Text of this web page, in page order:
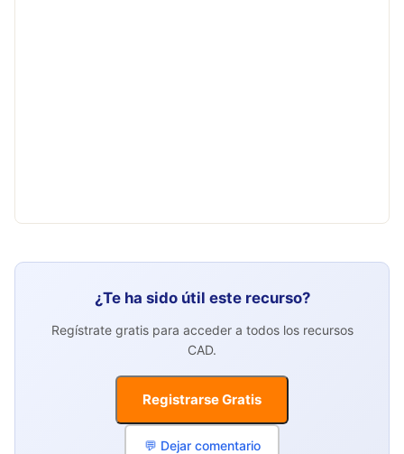
¿Te ha sido útil este recurso?
Regístrate gratis para acceder a todos los recursos
CAD.
Registrarse Gratis
💬 Dejar comentario